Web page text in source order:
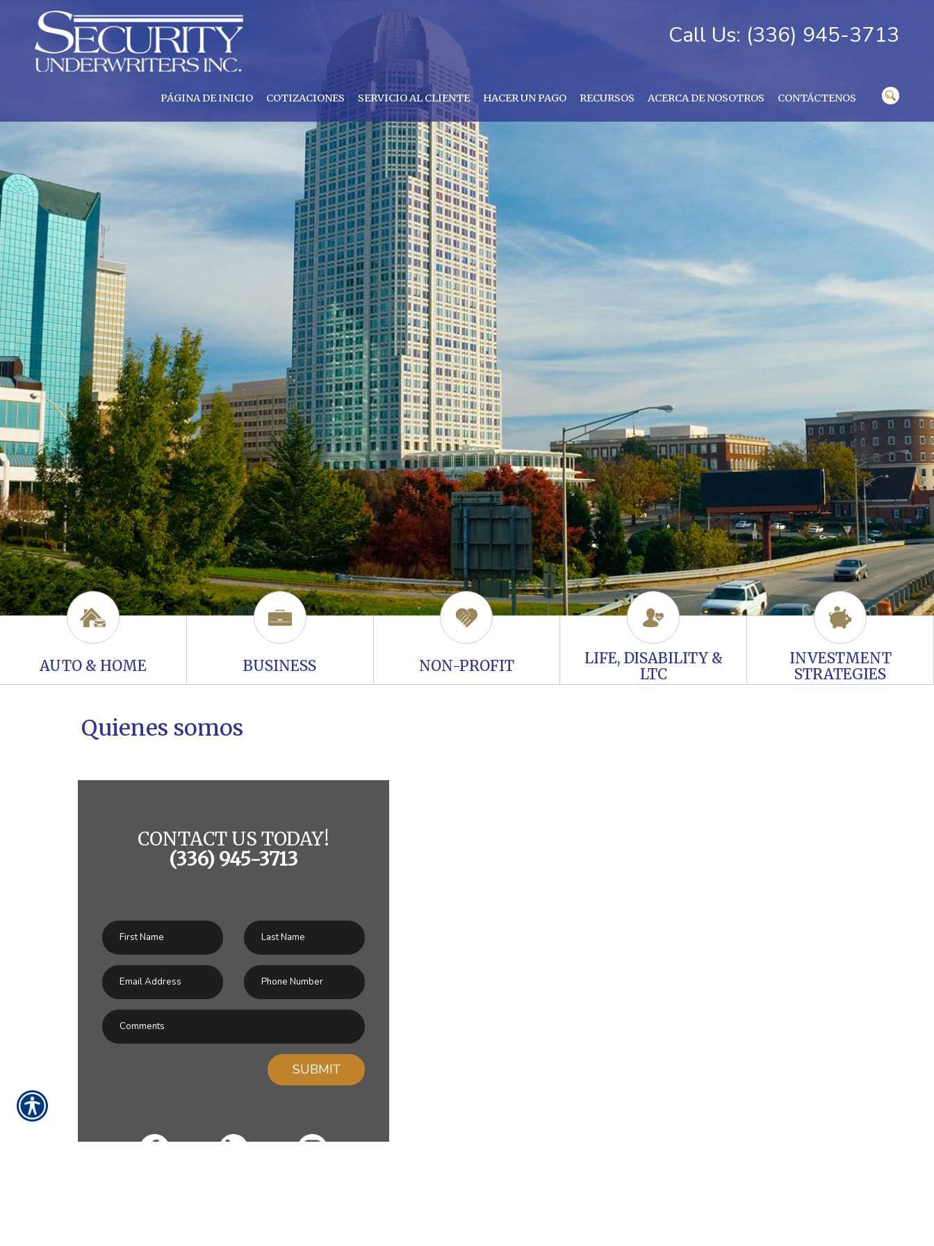
Call Us: (336) 945-3713
PÁGINA DE INICIO COTIZACIONES SERVICIO AL CLIENTE HACER UN PAGO RECURSOS ACERCA DE NOSOTROS CONTÁCTENOS
AUTO & HOME BUSINESS NON-PROFIT
LIFE, DISABILITY &
LTC
INVESTMENT
STRATEGIES
Quienes somos
CONTACT US TODAY!
(336) 945-3713
SUBMIT